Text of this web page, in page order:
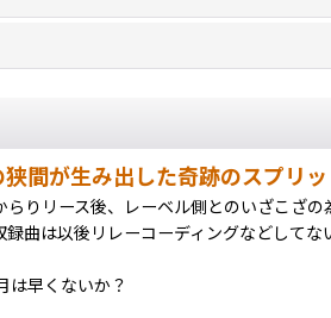
が生み出した奇跡のスプリッ
リース後、レーベル側とのいざこざ
曲は以後リレーコーディングなどしてな
は早くないか？